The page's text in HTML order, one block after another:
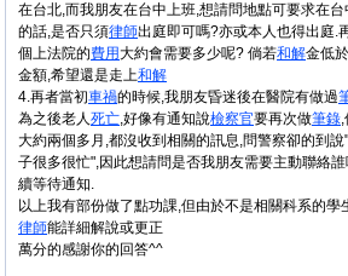
在台北,而我朋友在台中上班,想請問地點可要求在台
的話,是否只須律師出庭即可嗎?亦或本人也得出庭.
個上法院的費用大約會需要多少呢? 倘若和解金低
金額,希望還是走上和解
4.再者當初車禍的時候,我朋友昏迷後在醫院有做過
為之後老人死亡,好像有通知說檢察官要再次做筆錄
大約兩個多月,都沒收到相關的訊息,問警察卻的到說"
子很多很忙",因此想請問是否我朋友需要主動聯絡
續等待通知.
以上我有部份做了點功課,但由於不是相關科系的學
律師能詳細解說或更正
萬分的感謝你的回答^^